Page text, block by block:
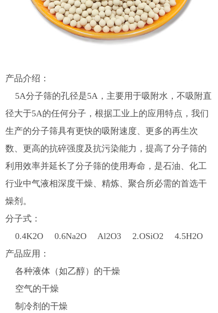
产品介绍：
5A分子筛的孔径是5A，主要用于吸附水，不吸附直
径大于5A的任何分子，根据工业上的应用特点，我们
生产的分子筛具有更快的吸附速度、更多的再生次
数、更高的抗碎强度及抗污染能力，提高了分子筛的
利用效率并延长了分子筛的使用寿命，是石油、化工
行业中气液相深度干燥、精炼、聚合所必需的首选干
燥剂。
分子式：
0.4K2O 0.6Na2O Al2O3 2.OSiO2 4.5H2O
产品应用：
各种液体（如乙醇）的干燥
空气的干燥
制冷剂的干燥